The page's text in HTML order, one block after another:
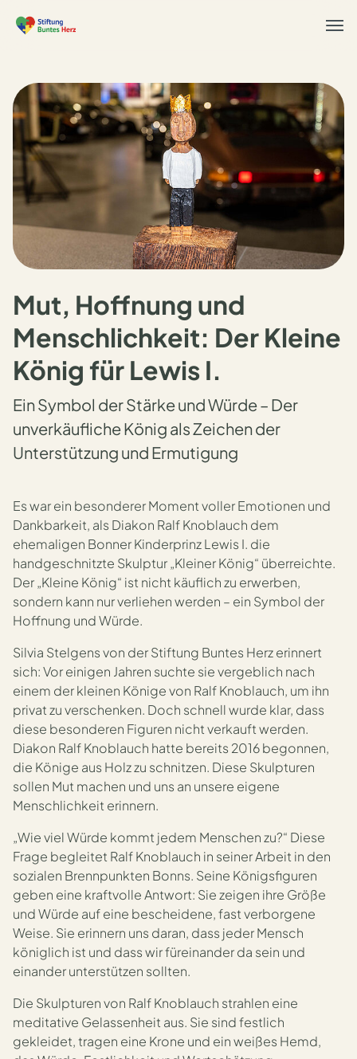
Mut, Hoffnung und
Menschlichkeit: Der Kleine
König für Lewis I.
Ein Symbol der Stärke und Würde – Der
unverkäufliche König als Zeichen der
Unterstützung und Ermutigung
Es war ein besonderer Moment voller Emotionen und
Dankbarkeit, als Diakon Ralf Knoblauch dem
ehemaligen Bonner Kinderprinz Lewis I. die
handgeschnitzte Skulptur „Kleiner König“ überreichte.
Der „Kleine König“ ist nicht käuflich zu erwerben,
sondern kann nur verliehen werden – ein Symbol der
Hoffnung und Würde.
Silvia Stelgens von der Stiftung Buntes Herz erinnert
sich: Vor einigen Jahren suchte sie vergeblich nach
einem der kleinen Könige von Ralf Knoblauch, um ihn
privat zu verschenken. Doch schnell wurde klar, dass
diese besonderen Figuren nicht verkauft werden.
Diakon Ralf Knoblauch hatte bereits 2016 begonnen,
die Könige aus Holz zu schnitzen. Diese Skulpturen
sollen Mut machen und uns an unsere eigene
Menschlichkeit erinnern.
„Wie viel Würde kommt jedem Menschen zu?“ Diese
Frage begleitet Ralf Knoblauch in seiner Arbeit in den
sozialen Brennpunkten Bonns. Seine Königsfiguren
geben eine kraftvolle Antwort: Sie zeigen ihre Größe
und Würde auf eine bescheidene, fast verborgene
Weise. Sie erinnern uns daran, dass jeder Mensch
königlich ist und dass wir füreinander da sein und
einander unterstützen sollten.
Die Skulpturen von Ralf Knoblauch strahlen eine
meditative Gelassenheit aus. Sie sind festlich
gekleidet, tragen eine Krone und ein weißes Hemd,